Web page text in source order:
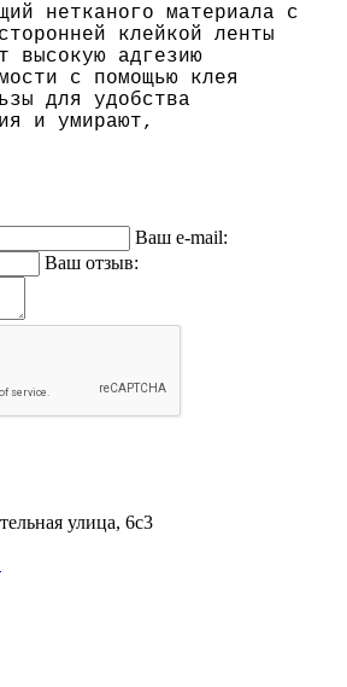
нетканого материала с
клейкой ленты
высокую адгезию
с помощью клея
для удобства
и умирают,
Ваш e-mail:
Ваш отзыв:
улица, 6с3